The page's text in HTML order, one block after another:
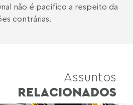
não é pacífico a respeito da
contrárias.
Assuntos
RELACIONADOS